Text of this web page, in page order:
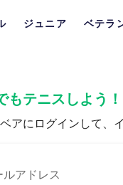
ジュニア ベテラ
もテニスしよう！
アにログインして、
ルアドレス